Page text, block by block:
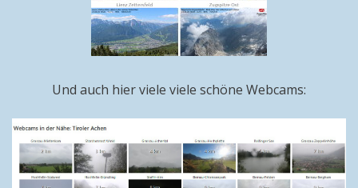
Und auch hier viele viele schöne Webcams: